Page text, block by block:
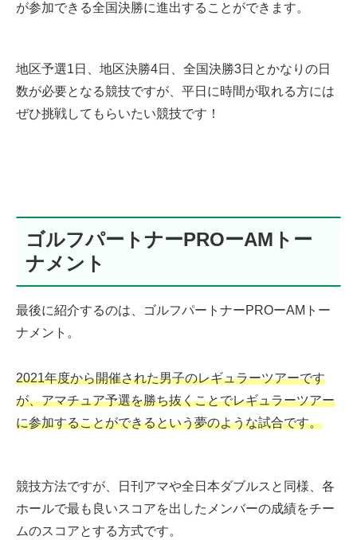
が参加できる全国決勝に進出することができます。
地区予選1日、地区決勝4日、全国決勝3日とかなりの日
数が必要となる競技ですが、平日に時間が取れる方には
ぜひ挑戦してもらいたい競技です！
ゴルフパートナーPROーAMトー
ナメント
最後に紹介するのは、ゴルフパートナーPROーAMトー
ナメント。
2021年度から開催された男子のレギュラーツアーです
が、アマチュア予選を勝ち抜くことでレギュラーツアー
に参加することができるという夢のような試合です。
競技方法ですが、日刊アマや全日本ダブルスと同様、各
ホールで最も良いスコアを出したメンバーの成績をチー
ムのスコアとする方式です。